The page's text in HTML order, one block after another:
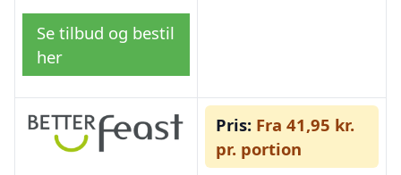
Se tilbud og bestil
her
Pris: Fra 41,95 kr.
pr. portion